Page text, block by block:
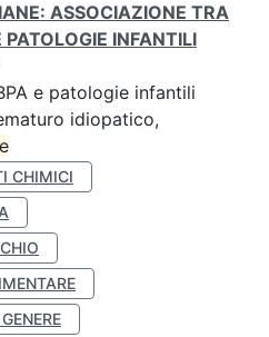
ASSOCIAZIONE TRA
PATOLOGIE INFANTILI
e patologie infantili
idiopatico,
CHIMICI